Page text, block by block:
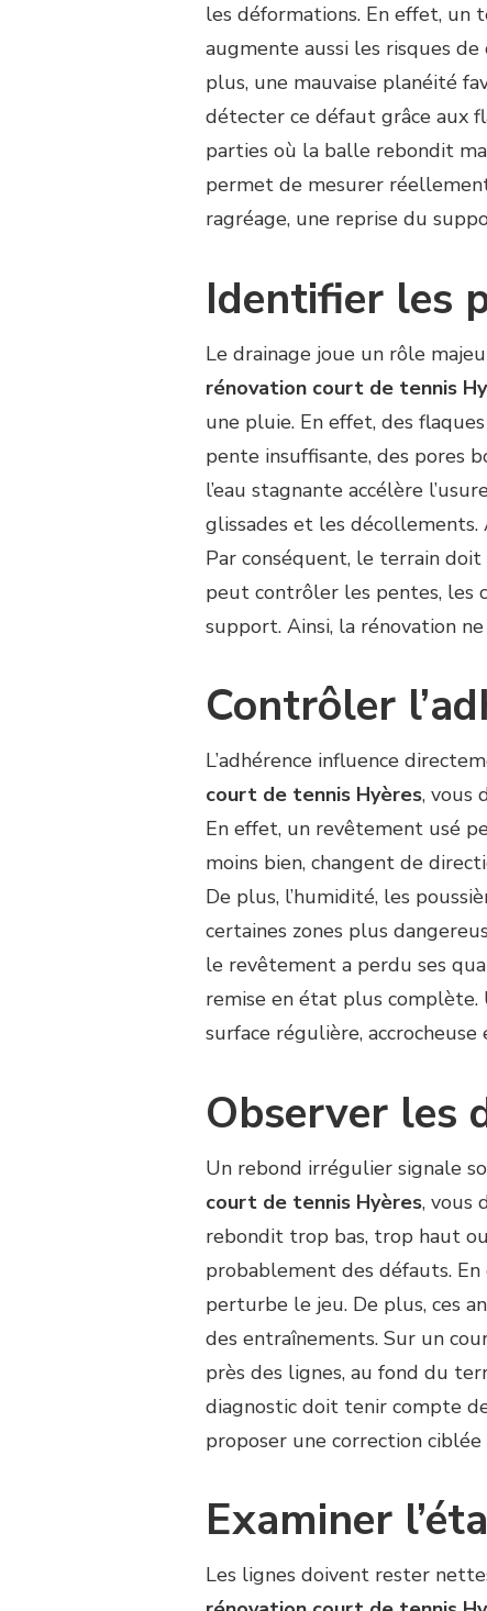
les déformations. En effet,
augmente aussi les risques
plus, une mauvaise planéité
détecter ce défaut grâce aux
parties où la balle rebondit
permet de mesurer
ragréage, une reprise du
Identifier les
Le drainage joue un rôle
rénovation court de tennis
une pluie. En effet, des
pente insuffisante, des pores
l’eau stagnante accélère
glissades et les
Par conséquent, le terrain doit
peut contrôler les pentes, les
support. Ainsi, la rénovation
Contrôler
L’adhérence influence
court de tennis Hyères, vous
En effet, un revêtement usé
moins bien, changent de
De plus, l’humidité, les
certaines zones plus
le revêtement a perdu ses
remise en état plus
surface régulière,
Observer les
Un rebond irrégulier signale
court de tennis Hyères, vous
rebondit trop bas, trop haut
probablement des défauts.
perturbe le jeu. De plus, ces
des entraînements. Sur un
près des lignes, au fond du
diagnostic doit tenir compte
proposer une correction
Examiner
Les lignes doivent rester